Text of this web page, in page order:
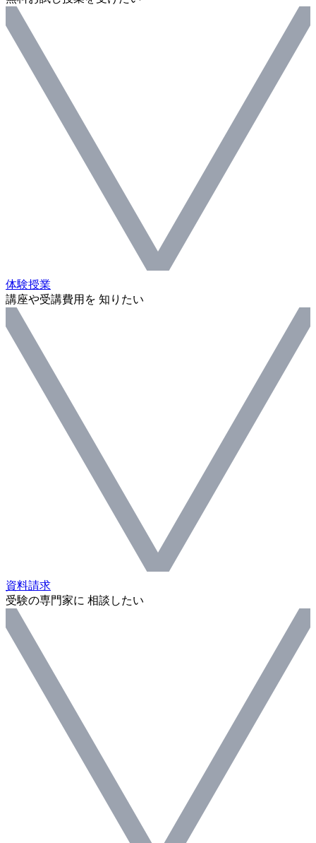
体験授業
講座や受講費用を 知りたい
資料請求
受験の専門家に 相談したい